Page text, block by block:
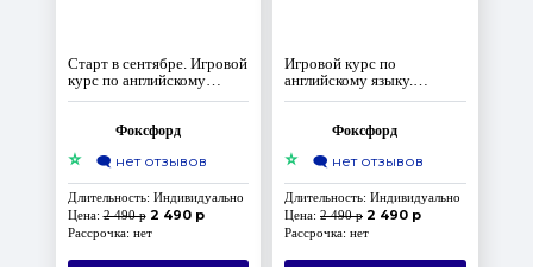
Старт в сентябре. Игровой
курс по английскому
языку. Уровень Elementary.
Фоксфорд
⭐ 🗨️ нет отзывов
Длительность: Индивидуально
Цена:2 490 р 2 490 р
Рассрочка: нет
Игровой курс по
английскому языку.
Уровень Elementary. Часть
Фоксфорд
⭐ 🗨️ нет отзывов
Длительность: Индивидуально
Цена: 2 490 р 2 490 р
Рассрочка: нет